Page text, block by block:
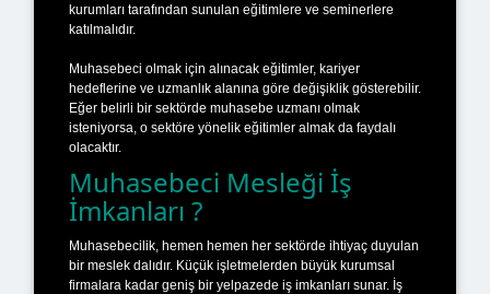
kurumları tarafından sunulan eğitimlere ve seminerlere
katılmalıdır.
Muhasebeci olmak için alınacak eğitimler, kariyer
hedeflerine ve uzmanlık alanına göre değişiklik gösterebilir.
Eğer belirli bir sektörde muhasebe uzmanı olmak
isteniyorsa, o sektöre yönelik eğitimler almak da faydalı
olacaktır.
Muhasebeci Mesleği İş
İmkanları ?
Muhasebecilik, hemen hemen her sektörde ihtiyaç duyulan
bir meslek dalıdır. Küçük işletmelerden büyük kurumsal
firmalara kadar geniş bir yelpazede iş imkanları sunar. İş